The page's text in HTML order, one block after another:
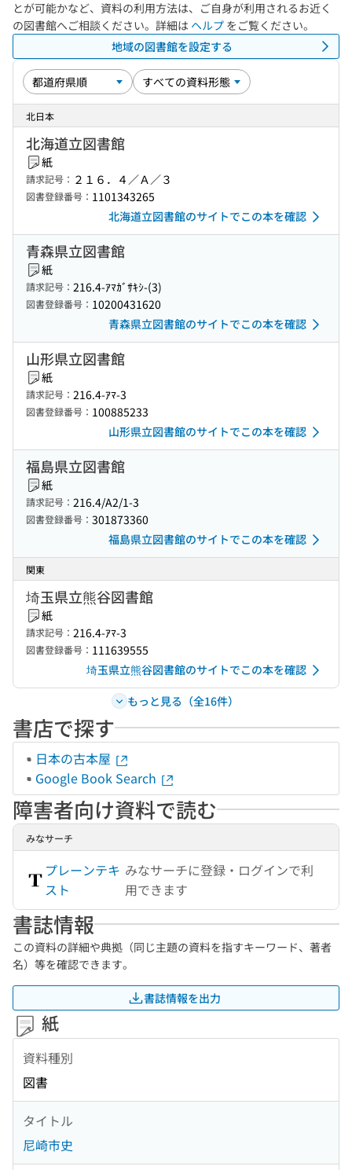
とが可能かなど、資料の利用方法は、ご自身が利用されるお近く
の図書館へご相談ください。詳細は ヘルプ をご覧ください。
地域の図書館を設定する
北日本
北海道立図書館
紙
請求記号： ２１６．４／Ａ／３
図書登録番号： 1101343265
北海道立図書館のサイトでこの本を確認
青森県立図書館
紙
請求記号： 216.4-ｱﾏｶﾞｻｷｼ-(3)
図書登録番号： 10200431620
青森県立図書館のサイトでこの本を確認
山形県立図書館
紙
請求記号： 216.4-ｱﾏ-3
図書登録番号： 100885233
山形県立図書館のサイトでこの本を確認
福島県立図書館
紙
請求記号： 216.4/A2/1-3
図書登録番号： 301873360
福島県立図書館のサイトでこの本を確認
関東
埼玉県立熊谷図書館
紙
請求記号： 216.4-ｱﾏ-3
図書登録番号： 111639555
埼玉県立熊谷図書館のサイトでこの本を確認
もっと見る（全16件）
書店で探す
日本の古本屋
Google Book Search
障害者向け資料で読む
みなサーチ
プレーンテキ
スト
みなサーチに登録・ログインで利
用できます
書誌情報
この資料の詳細や典拠（同じ主題の資料を指すキーワード、著者
名）等を確認できます。
書誌情報を出力
紙
資料種別
図書
タイトル
尼崎市史